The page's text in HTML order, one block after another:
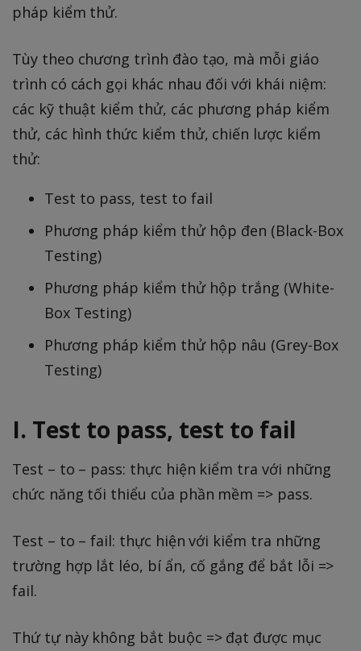
pháp kiểm thử.
Tùy theo chương trình đào tạo, mà mỗi giáo
trình có cách gọi khác nhau đối với khái niệm:
các kỹ thuật kiểm thử, các phương pháp kiểm
thử, các hình thức kiểm thử, chiến lược kiểm
thử:
Test to pass, test to fail
Phương pháp kiểm thử hộp đen (Black-Box
Testing)
Phương pháp kiểm thử hộp trắng (White-
Box Testing)
Phương pháp kiểm thử hộp nâu (Grey-Box
Testing)
I. Test to pass, test to fail
Test – to – pass: thực hiện kiểm tra với những
chức năng tối thiểu của phần mềm => pass.
Test – to – fail: thực hiện với kiểm tra những
trường hợp lắt léo, bí ẩn, cố gắng để bắt lỗi =>
fail.
Thứ tự này không bắt buộc => đạt được mục